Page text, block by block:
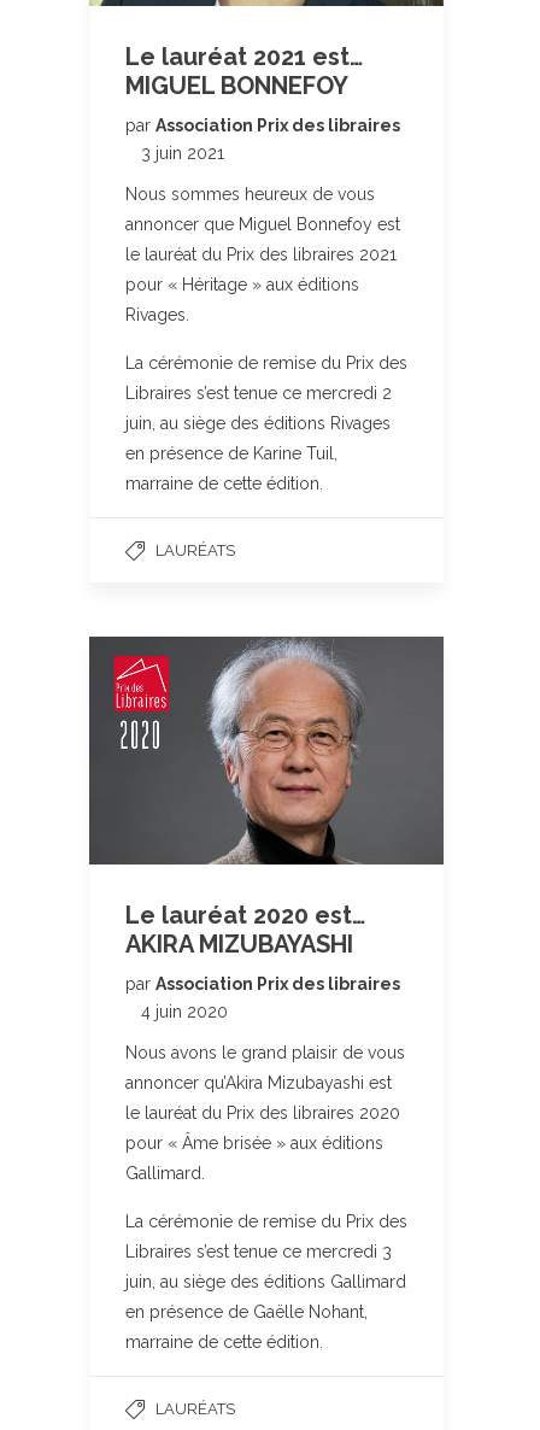
Le lauréat 2021 est…
MIGUEL BONNEFOY
par Association Prix des libraires
3 juin 2021
Nous sommes heureux de vous
annoncer que Miguel Bonnefoy est
le lauréat du Prix des libraires 2021
pour « Héritage » aux éditions
Rivages.
La cérémonie de remise du Prix des
Libraires s’est tenue ce mercredi 2
juin, au siège des éditions Rivages
en présence de Karine Tuil,
marraine de cette édition.
LAURÉATS
Le lauréat 2020 est…
AKIRA MIZUBAYASHI
par Association Prix des libraires
4 juin 2020
Nous avons le grand plaisir de vous
annoncer qu’Akira Mizubayashi est
le lauréat du Prix des libraires 2020
pour « Âme brisée » aux éditions
Gallimard.
La cérémonie de remise du Prix des
Libraires s’est tenue ce mercredi 3
juin, au siège des éditions Gallimard
en présence de Gaëlle Nohant,
marraine de cette édition.
LAURÉATS